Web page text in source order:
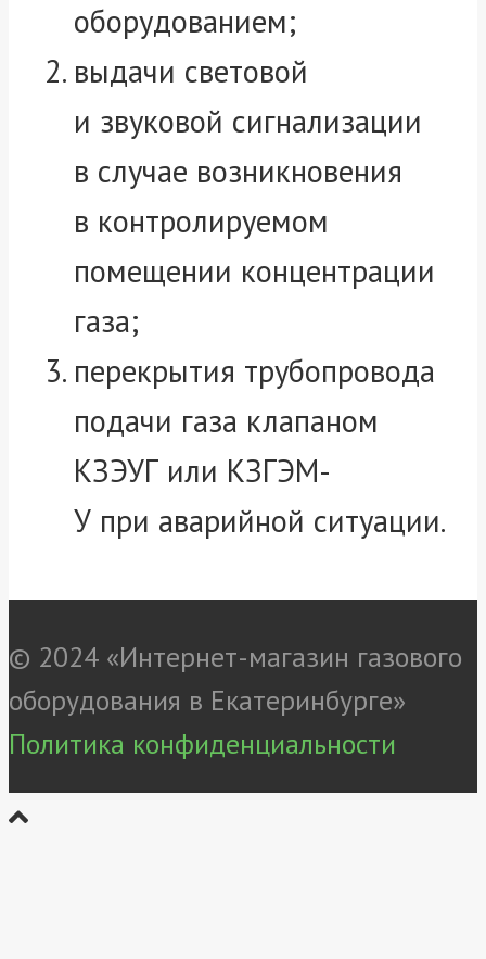
оборудованием;
выдачи световой
и звуковой сигнализации
в случае возникновения
в контролируемом
помещении концентрации
газа;
перекрытия трубопровода
подачи газа клапаном
КЗЭУГ или КЗГЭМ-
У при аварийной ситуации.
© 2024 «Интернет-магазин газового
оборудования в Екатеринбурге»
Политика конфиденциальности